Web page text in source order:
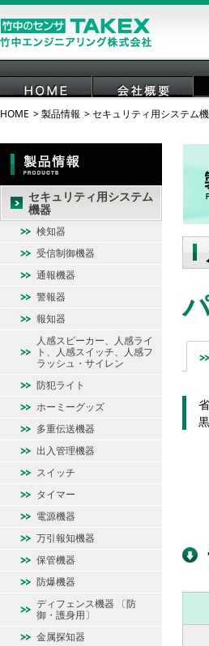
HOME 会社概要
HOME 製品情報 セキュリティ用システム
セキュリティ用システム
機器
検知器
受信制御機器
通報機器
警報器
報知器
人感スピーカー、人感ライ
ト、人感スイッチ、人感フ
ラッシュ・サイレン
防犯ライト
ホーミーグッズ
多重伝送機器
出入管理機器
スイッチ
タイマー
電源機器
万引報知機器
保管機器
防爆機器
ディフェンス機器 〔防
御・護身用〕
金属探知器